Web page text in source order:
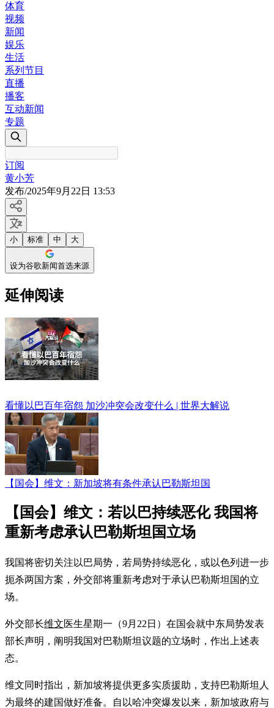
体育
视频
新闻
娱乐
生活
系列节目
直播
播客
互动新闻
专题
订阅
黄小芳
发布/2025年9月22日 13:53
小 标准 中 大
设为谷歌新闻首选来源
延伸阅读
看懂以巴百年宿怨 加沙冲突会改变什么 | 世界大解说
【国会】维文：新加坡将有条件承认巴勒斯坦国
【国会】维文：若以巴持续恶化 我国将
重新考虑承认巴勒斯坦国立场
我国将密切关注以巴局势，若局势持续恶化，或以色列进一步
扼杀两国方案，外交部将重新考虑对于承认巴勒斯坦国的立
场。
外交部长维文医生星期一（9月22日）在国会就中东局势发表
部长声明，阐明我国对巴勒斯坦议题的立场时，作出上述表
态。
维文同时指出，新加坡将提供更多实质援助，支持巴勒斯坦人
为最终的建国做好准备。自以哈冲突爆发以来，新加坡政府与